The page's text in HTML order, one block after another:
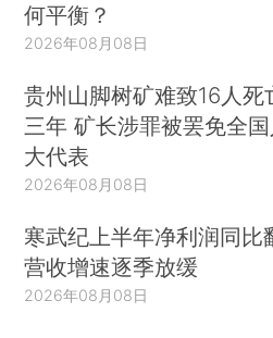
何平衡？
2026年08月08日
贵州山脚树矿难致16人死
三年 矿长涉罪被罢免全国
大代表
2026年08月08日
寒武纪上半年净利润同比
营收增速逐季放缓
2026年08月08日